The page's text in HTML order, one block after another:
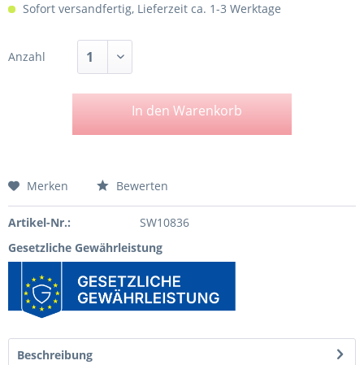
Sofort versandfertig, Lieferzeit ca. 1-3 Werktage
Anzahl
In den Warenkorb
Merken Bewerten
Artikel-Nr.:
SW10836
Gesetzliche Gewährleistung
Beschreibung